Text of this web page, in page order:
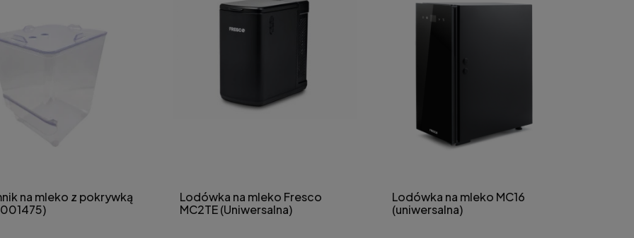
na mleko z pokrywką
Lodówka na mleko Fresco
MC2TE (Uniwersalna)
Lodówka na mleko MC16
(uniwersalna)